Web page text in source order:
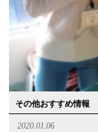
その他おすすめ情報
2020.01.06